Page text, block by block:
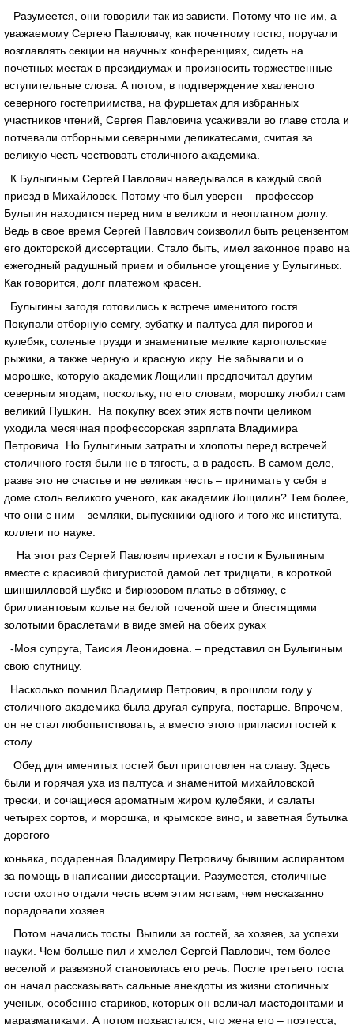
Разумеется, они говорили так из зависти. Потому что не им, а
уважаемому Сергею Павловичу, как почетному гостю, поручали
возглавлять секции на научных конференциях, сидеть на
почетных местах в президиумах и произносить торжественные
вступительные слова. А потом, в подтверждение хваленого
северного гостеприимства, на фуршетах для избранных
участников чтений, Сергея Павловича усаживали во главе стола и
потчевали отборными северными деликатесами, считая за
великую честь чествовать столичного академика.
К Булыгиным Сергей Павлович наведывался в каждый свой
приезд в Михайловск. Потому что был уверен – профессор
Булыгин находится перед ним в великом и неоплатном долгу.
Ведь в свое время Сергей Павлович соизволил быть рецензентом
его докторской диссертации. Стало быть, имел законное право на
ежегодный радушный прием и обильное угощение у Булыгиных.
Как говорится, долг платежом красен.
Булыгины загодя готовились к встрече именитого гостя.
Покупали отборную семгу, зубатку и палтуса для пирогов и
кулебяк, соленые грузди и знаменитые мелкие каргопольские
рыжики, а также черную и красную икру. Не забывали и о
морошке, которую академик Лощилин предпочитал другим
северным ягодам, поскольку, по его словам, морошку любил сам
великий Пушкин. На покупку всех этих яств почти целиком
уходила месячная профессорская зарплата Владимира
Петровича. Но Булыгиным затраты и хлопоты перед встречей
столичного гостя были не в тягость, а в радость. В самом деле,
разве это не счастье и не великая честь – принимать у себя в
доме столь великого ученого, как академик Лощилин? Тем более,
что они с ним – земляки, выпускники одного и того же института,
коллеги по науке.
На этот раз Сергей Павлович приехал в гости к Булыгиным
вместе с красивой фигуристой дамой лет тридцати, в короткой
шиншилловой шубке и бирюзовом платье в обтяжку, с
бриллиантовым колье на белой точеной шее и блестящими
золотыми браслетами в виде змей на обеих руках
-Моя супруга, Таисия Леонидовна. – представил он Булыгиным
свою спутницу.
Насколько помнил Владимир Петрович, в прошлом году у
столичного академика была другая супруга, постарше. Впрочем,
он не стал любопытствовать, а вместо этого пригласил гостей к
столу.
Обед для именитых гостей был приготовлен на славу. Здесь
были и горячая уха из палтуса и знаменитой михайловской
трески, и сочащиеся ароматным жиром кулебяки, и салаты
четырех сортов, и морошка, и крымское вино, и заветная бутылка
дорогого
коньяка, подаренная Владимиру Петровичу бывшим аспирантом
за помощь в написании диссертации. Разумеется, столичные
гости охотно отдали честь всем этим яствам, чем несказанно
порадовали хозяев.
Потом начались тосты. Выпили за гостей, за хозяев, за успехи
науки. Чем больше пил и хмелел Сергей Павлович, тем более
веселой и развязной становилась его речь. После третьего тоста
он начал рассказывать сальные анекдоты из жизни столичных
ученых, особенно стариков, которых он величал мастодонтами и
маразматиками. А потом похвастался, что жена его – поэтесса,